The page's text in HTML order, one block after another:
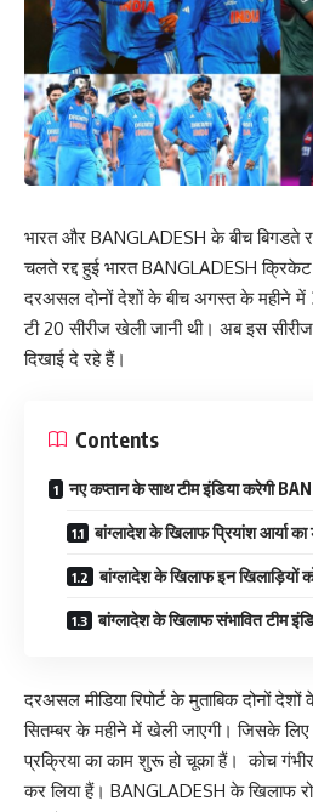
भारत और BANGLADESH के बीच बिगडते
चलते रद्द हुई भारत BANGLADESH
दरअसल दोनों देशों के बीच अगस्त के महीने
टी 20 सीरीज खेली जानी थी। अब इस
दिखाई दे रहे हैं।
Contents
नए कप्तान के साथ टीम इंडिया करेगी
बांग्लादेश के खिलाफ प्रियांश आर्या का
बांग्लादेश के खिलाफ इन खिलाड़ियों
बांग्लादेश के खिलाफ संभावित टीम
दरअसल मीडिया रिपोर्ट के मुताबिक दोनों
सितम्बर के महीने में खेली जाएगी। जिसके
प्रक्रिया का काम शुरू हो चूका हैं। कोच गंभीर
कर लिया हैं। BANGLADESH के खिलाफ